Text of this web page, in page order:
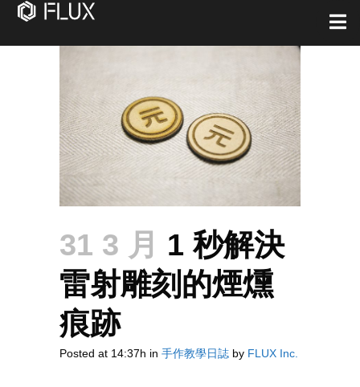
31 3 月 1 秒解決
雷射雕刻的煙燻
痕跡
Posted at 14:37h in 手作教學日誌 by FLUX Inc.